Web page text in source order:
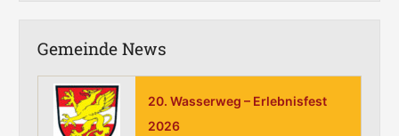
Gemeinde News
20. Wasserweg – Erlebnisfest
2026